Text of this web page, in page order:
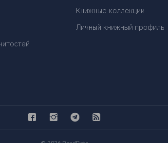
Книжные коллекции
Личный книжный профиль